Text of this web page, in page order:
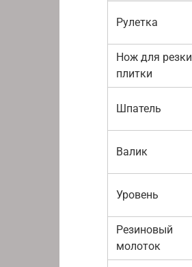
Рулетка
Нож для резки
плитки
Шпатель
Валик
Уровень
Резиновый
молоток